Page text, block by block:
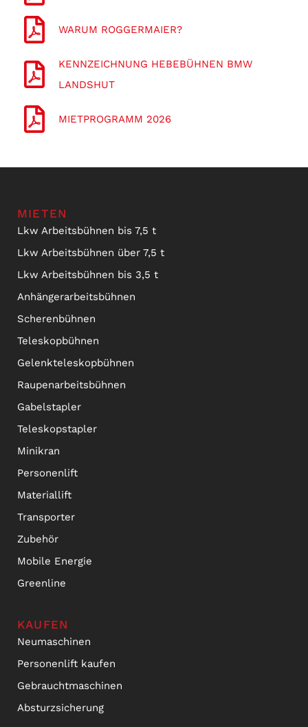
WARUM ROGGERMAIER?
KENNZEICHNUNG HEBEBÜHNEN BMW
LANDSHUT
MIETPROGRAMM 2026
MIETEN
Lkw Arbeitsbühnen bis 7,5 t
Lkw Arbeitsbühnen über 7,5 t
Lkw Arbeitsbühnen bis 3,5 t
Anhängerarbeitsbühnen
Scherenbühnen
Teleskopbühnen
Gelenkteleskopbühnen
Raupenarbeitsbühnen
Gabelstapler
Teleskopstapler
Minikran
Personenlift
Materiallift
Transporter
Zubehör
Mobile Energie
Greenline
KAUFEN
Neumaschinen
Personenlift kaufen
Gebrauchtmaschinen
Absturzsicherung